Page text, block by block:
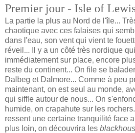
Premier jour - Isle of
La partie la plus au Nord de l'île...
chaotique avec ces falaises qui
dans l'eau, son vent qui vient te
réveil... Il y a un côté très nordique
immédiatement sur place, encore
reste du continent... On file se
Dalbeg et Dalmore... Comme à peu
maintenant, on est seul au monde,
qui siffle autour de nous... On
humide, on crapahute sur les
ressent une certaine tranquilité face
plus loin, on découvrira les